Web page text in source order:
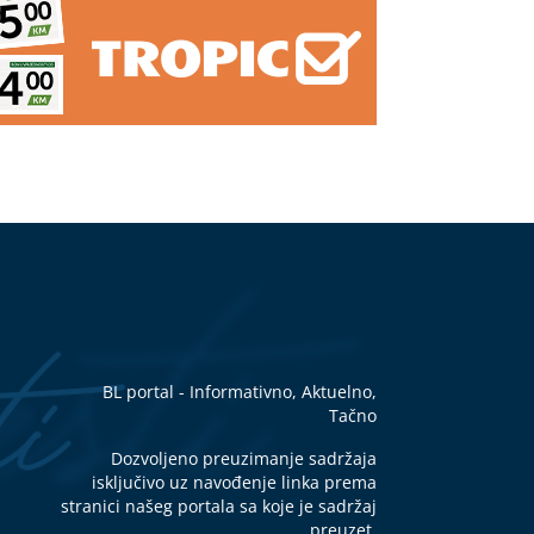
BL portal - Informativno, Aktuelno,
Tačno
Dozvoljeno preuzimanje sadržaja
isključivo uz navođenje linka prema
stranici našeg portala sa koje je sadržaj